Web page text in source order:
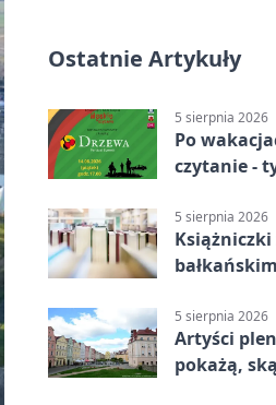
Ostatnie Artykuły
5 sierpnia 2026
Po
czytanie -
5 sierpnia 2026
Książniczki
5 sierpnia 2026
Artyści
pokażą,